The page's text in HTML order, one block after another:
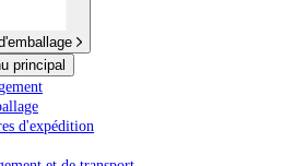
principal
d'expédition